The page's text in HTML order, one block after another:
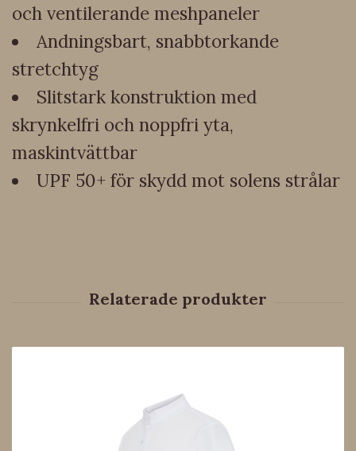
och ventilerande meshpaneler
Andningsbart, snabbtorkande
stretchtyg
Slitstark konstruktion med
skrynkelfri och noppfri yta,
maskintvättbar
UPF 50+ för skydd mot solens strålar